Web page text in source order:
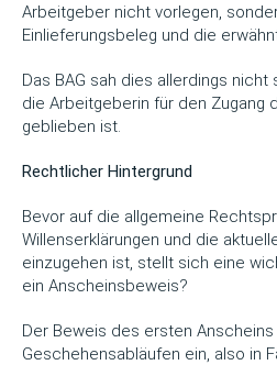
Arbeitgeber nicht vorlegen,
Einlieferungsbeleg und die
Das BAG sah dies allerdings
die Arbeitgeberin für den Zugang
geblieben ist.
Rechtlicher Hintergrund
Bevor auf die allgemeine
Willenserklärungen und die
einzugehen ist, stellt sich eine
ein Anscheinsbeweis?
Der Beweis des ersten
Geschehensabläufen ein, also in